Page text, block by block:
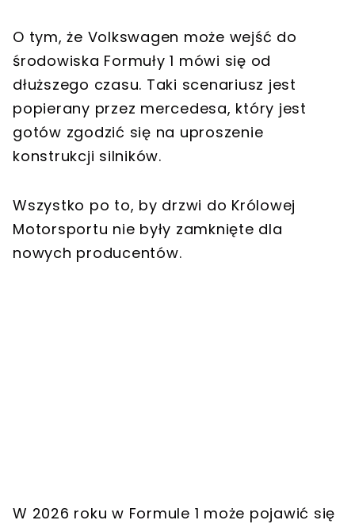
O tym, że Volkswagen może wejść do
środowiska Formuły 1 mówi się od
dłuższego czasu. Taki scenariusz jest
popierany przez mercedesa, który jest
gotów zgodzić się na uproszenie
konstrukcji silników.
Wszystko po to, by drzwi do Królowej
Motorsportu nie były zamknięte dla
nowych producentów.
W 2026 roku w Formule 1 może pojawić się